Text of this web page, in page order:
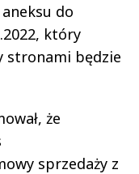
do
który
stronami będzie
że
sprzedaży z